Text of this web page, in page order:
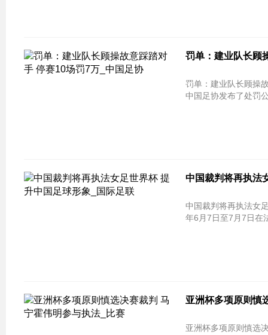
罚单：建业队长顾
罚单：建业队长顾操故意踩踏对
中国足协发布了处罚
中国裁判将再执法
中国裁判将再执法女足世界杯 提升
年6月7日至7月7日在
亚洲杯多项原则慎
亚洲杯多项原则慎选决赛裁判 马宁